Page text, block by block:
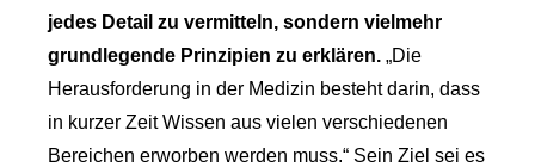
jedes Detail zu vermitteln, sondern vielmehr
grundlegende Prinzipien zu erklären. „Die
Herausforderung in der Medizin besteht darin, dass
in kurzer Zeit Wissen aus vielen verschiedenen
Bereichen erworben werden muss.“ Sein Ziel sei es